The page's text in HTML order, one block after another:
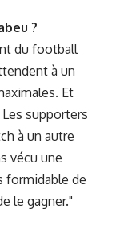
?
du football
à un
Et
supporters
à un autre
vécu une
formidable de
le gagner."